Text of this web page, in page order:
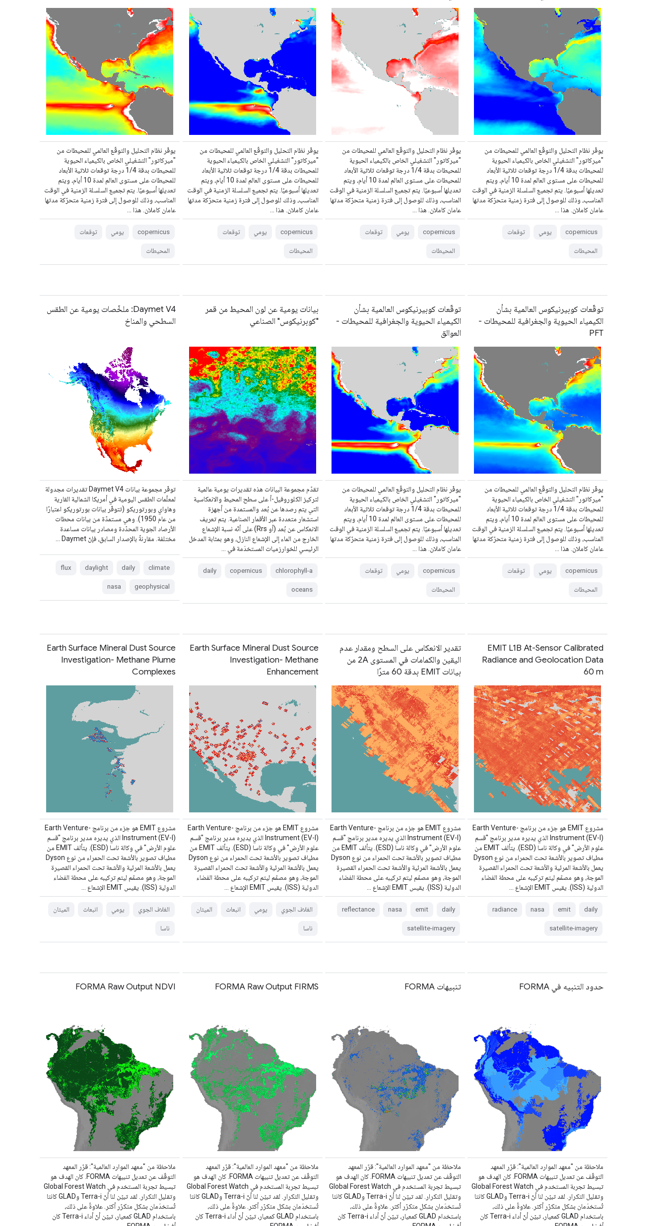
يوفّر نظام التحليل والتوقّع العالمي للمحيطات من
"ميركاتور" التشغيلي الخاص بالكيمياء الحيوية
للمحيطات بدقة 1/4 درجة توقعات ثلاثية الأبعاد
للمحيطات على مستوى العالم لمدة 10 أيام، ويتم
تعديلها أسبوعيًا. يتم تجميع السلسلة الزمنية في الوقت
المناسب، وذلك للوصول إلى فترة زمنية متحرّكة مدتها
عامان كاملان. هذا …
copernicus يومي توقعات
المحيطات
يوفّر نظام التحليل والتوقّع العالمي للمحيطات من
"ميركاتور" التشغيلي الخاص بالكيمياء الحيوية
للمحيطات بدقة 1/4 درجة توقعات ثلاثية الأبعاد
للمحيطات على مستوى العالم لمدة 10 أيام، ويتم
تعديلها أسبوعيًا. يتم تجميع السلسلة الزمنية في الوقت
المناسب، وذلك للوصول إلى فترة زمنية متحرّكة مدتها
عامان كاملان. هذا …
copernicus يومي توقعات
المحيطات
يوفّر نظام التحليل والتوقّع العالمي للمحيطات من
"ميركاتور" التشغيلي الخاص بالكيمياء الحيوية
للمحيطات بدقة 1/4 درجة توقعات ثلاثية الأبعاد
للمحيطات على مستوى العالم لمدة 10 أيام، ويتم
تعديلها أسبوعيًا. يتم تجميع السلسلة الزمنية في الوقت
المناسب، وذلك للوصول إلى فترة زمنية متحرّكة مدتها
عامان كاملان. هذا …
copernicus يومي توقعات
المحيطات
يوفّر نظام التحليل والتوقّع العالمي للمحيطات من
"ميركاتور" التشغيلي الخاص بالكيمياء الحيوية
للمحيطات بدقة 1/4 درجة توقعات ثلاثية الأبعاد
للمحيطات على مستوى العالم لمدة 10 أيام، ويتم
تعديلها أسبوعيًا. يتم تجميع السلسلة الزمنية في الوقت
المناسب، وذلك للوصول إلى فترة زمنية متحرّكة مدتها
عامان كاملان. هذا …
copernicus يومي توقعات
المحيطات
توقّعات كوبيرنيكوس العالمية بشأن
الكيمياء الحيوية والجغرافية للمحيطات -
PFT
يوفّر نظام التحليل والتوقّع العالمي للمحيطات من
"ميركاتور" التشغيلي الخاص بالكيمياء الحيوية
للمحيطات بدقة 1/4 درجة توقعات ثلاثية الأبعاد
للمحيطات على مستوى العالم لمدة 10 أيام، ويتم
تعديلها أسبوعيًا. يتم تجميع السلسلة الزمنية في الوقت
المناسب، وذلك للوصول إلى فترة زمنية متحرّكة مدتها
عامان كاملان. هذا …
copernicus يومي توقعات
المحيطات
توقّعات كوبيرنيكوس العالمية بشأن
الكيمياء الحيوية والجغرافية للمحيطات -
العوالق
يوفّر نظام التحليل والتوقّع العالمي للمحيطات من
"ميركاتور" التشغيلي الخاص بالكيمياء الحيوية
للمحيطات بدقة 1/4 درجة توقعات ثلاثية الأبعاد
للمحيطات على مستوى العالم لمدة 10 أيام، ويتم
تعديلها أسبوعيًا. يتم تجميع السلسلة الزمنية في الوقت
المناسب، وذلك للوصول إلى فترة زمنية متحرّكة مدتها
عامان كاملان. هذا …
copernicus يومي توقعات
المحيطات
بيانات يومية عن لون المحيط من قمر
"كوبرنيكوس" الصناعي
تقدّم مجموعة البيانات هذه تقديرات يومية عالمية
لتركيز الكلوروفيل-أ على سطح المحيط والانعكاسية
التي يتم رصدها عن بُعد والمستمدة من أجهزة
استشعار متعددة عبر الأقمار الصناعية. يتم تعريف
الانعكاس عن بُعد (أو Rrs) على أنّه نسبة الإشعاع
الخارج من الماء إلى الإشعاع النازل، وهو بمثابة المدخل
الرئيسي للخوارزميات المستخدَمة في …
chlorophyll-a
copernicus
daily
oceans
Daymet V4: ملخّصات يومية عن الطقس
السطحي والمناخ
توفّر مجموعة بيانات Daymet V4 تقديرات مجدولة
لمعلّمات الطقس اليومية في أمريكا الشمالية القارية
وهاواي وبورتوريكو (تتوفّر بيانات بورتوريكو اعتبارًا
من عام 1950). وهي مستمدّة من بيانات محطات
الأرصاد الجوية المحدّدة ومصادر بيانات مساعدة
مختلفة. مقارنةً بالإصدار السابق، فإنّ Daymet …
climate
daily
daylight
flux
geophysical
nasa
EMIT L1B At-Sensor Calibrated
Radiance and Geolocation Data
60 m
مشروع EMIT هو جزء من برنامج Earth Venture-
Instrument (EV-I) الذي يديره مدير برنامج "قسم
علوم الأرض" في وكالة ناسا (ESD). يتألف EMIT من
مطياف تصوير بالأشعة تحت الحمراء من نوع Dyson
يعمل بالأشعة المرئية والأشعة تحت الحمراء القصيرة
الموجة، وهو مصمّم ليتم تركيبه على محطة الفضاء
الدولية (ISS). يقيس EMIT الإشعاع …
daily
emit
nasa
radiance
satellite-imagery
تقدير الانعكاس على السطح ومقدار عدم
اليقين والكمامات في المستوى 2A من
بيانات EMIT بدقة 60 مترًا
مشروع EMIT هو جزء من برنامج Earth Venture-
Instrument (EV-I) الذي يديره مدير برنامج "قسم
علوم الأرض" في وكالة ناسا (ESD). يتألف EMIT من
مطياف تصوير بالأشعة تحت الحمراء من نوع Dyson
يعمل بالأشعة المرئية والأشعة تحت الحمراء القصيرة
الموجة، وهو مصمّم ليتم تركيبه على محطة الفضاء
الدولية (ISS). يقيس EMIT الإشعاع …
daily
emit
nasa
reflectance
satellite-imagery
Earth Surface Mineral Dust Source
Investigation- Methane
Enhancement
مشروع EMIT هو جزء من برنامج Earth Venture-
Instrument (EV-I) الذي يديره مدير برنامج "قسم
علوم الأرض" في وكالة ناسا (ESD). يتألف EMIT من
مطياف تصوير بالأشعة تحت الحمراء من نوع Dyson
يعمل بالأشعة المرئية والأشعة تحت الحمراء القصيرة
الموجة، وهو مصمّم ليتم تركيبه على محطة الفضاء
الدولية (ISS). يقيس EMIT الإشعاع …
الغلاف الجوي يومي انبعاث الميثان
ناسا
Earth Surface Mineral Dust Source
Investigation- Methane Plume
Complexes
مشروع EMIT هو جزء من برنامج Earth Venture-
Instrument (EV-I) الذي يديره مدير برنامج "قسم
علوم الأرض" في وكالة ناسا (ESD). يتألف EMIT من
مطياف تصوير بالأشعة تحت الحمراء من نوع Dyson
يعمل بالأشعة المرئية والأشعة تحت الحمراء القصيرة
الموجة، وهو مصمّم ليتم تركيبه على محطة الفضاء
الدولية (ISS). يقيس EMIT الإشعاع …
الغلاف الجوي يومي انبعاث الميثان
ناسا
حدود التنبيه في FORMA
ملاحظة من "معهد الموارد العالمية": قرّر المعهد
التوقّف عن تعديل تنبيهات FORMA. كان الهدف هو
تبسيط تجربة المستخدم في Global Forest Watch
وتقليل التكرار. لقد تبيّن لنا أنّ Terra-i وGLAD كانتا
تُستخدَمان بشكل متكرّر أكثر. علاوةً على ذلك،
باستخدام GLAD كمعيار، تبيّن أنّ أداء Terra-i كان
تنبيهات FORMA
ملاحظة من "معهد الموارد العالمية": قرّر المعهد
التوقّف عن تعديل تنبيهات FORMA. كان الهدف هو
تبسيط تجربة المستخدم في Global Forest Watch
وتقليل التكرار. لقد تبيّن لنا أنّ Terra-i وGLAD كانتا
تُستخدَمان بشكل متكرّر أكثر. علاوةً على ذلك،
باستخدام GLAD كمعيار، تبيّن أنّ أداء Terra-i كان
FORMA Raw Output FIRMS
ملاحظة من "معهد الموارد العالمية": قرّر المعهد
التوقّف عن تعديل تنبيهات FORMA. كان الهدف هو
تبسيط تجربة المستخدم في Global Forest Watch
وتقليل التكرار. لقد تبيّن لنا أنّ Terra-i وGLAD كانتا
تُستخدَمان بشكل متكرّر أكثر. علاوةً على ذلك،
باستخدام GLAD كمعيار، تبيّن أنّ أداء Terra-i كان
FORMA Raw Output NDVI
ملاحظة من "معهد الموارد العالمية": قرّر المعهد
التوقّف عن تعديل تنبيهات FORMA. كان الهدف هو
تبسيط تجربة المستخدم في Global Forest Watch
وتقليل التكرار. لقد تبيّن لنا أنّ Terra-i وGLAD كانتا
تُستخدَمان بشكل متكرّر أكثر. علاوةً على ذلك،
باستخدام GLAD كمعيار، تبيّن أنّ أداء Terra-i كان